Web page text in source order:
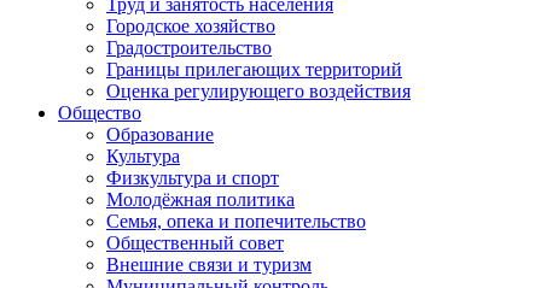
Труд и занятость населения
Городское хозяйство
Градостроительство
Границы прилегающих территорий
Оценка регулирующего воздействия
Общество
Образование
Культура
Физкультура и спорт
Молодёжная политика
Семья, опека и попечительство
Общественный совет
Внешние связи и туризм